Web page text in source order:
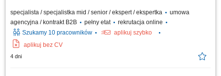
specjalista / specjalistka mid / senior / ekspert / ekspertka
umowa
agencyjna / kontrakt B2B
pełny etat
rekrutacja online
Szukamy 10 pracowników
aplikuj szybko
aplikuj bez CV
4 dni